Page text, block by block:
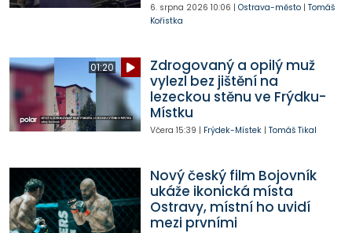
6. srpna 2026 10:06 | Ostrava-město| Tomáš
Kořistka
01:20
Zdrogovaný a opilý muž
vylezl bez jištění na
lezeckou stěnu ve Frýdku-
Místku
Včera 15:39 | Frýdek-Místek| Tomáš Tikal
Nový český film Bojovník
ukáže ikonická místa
Ostravy, místní ho uvidí
mezi prvními